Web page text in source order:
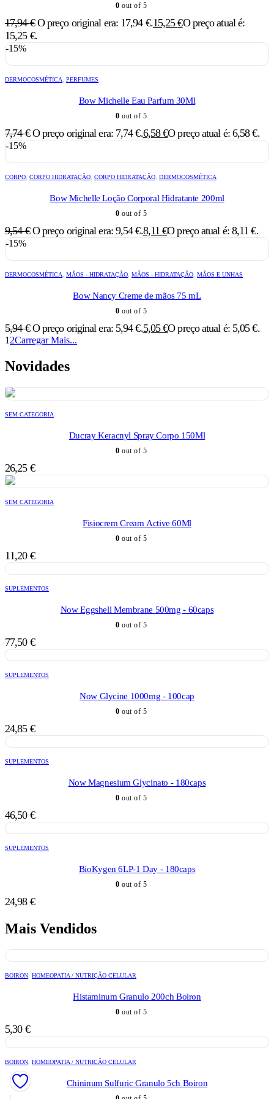
0 out of 5
17,94€ O preço original era: 17,94 €.15,25€O preço atual é:
15,25 €.
-15%
DERMOCOSMÉTICA PERFUMES
Bow Michelle Eau Parfum 30Ml
0 out of 5
7,74€ O preço original era: 7,74 €.6,58€O preço atual é: 6,58 €.
-15%
CORPO CORPO HIDRATAÇÃO CORPO HIDRATAÇÃO DERMOCOSMÉTICA
Bow Michelle Loção Corporal Hidratante 200ml
0 out of 5
9,54€ O preço original era: 9,54 €.8,11€O preço atual é: 8,11 €.
-15%
DERMOCOSMÉTICA MÃOS - HIDRATAÇÃO MÃOS - HIDRATAÇÃO MÃOS E UNHAS
Bow Nancy Creme de mãos 75 mL
0 out of 5
5,94€ O preço original era: 5,94 €.5,05€O preço atual é: 5,05 €.
1 2Carregar Mais...
Novidades
SEM CATEGORIA
Ducray Keracnyl Spray Corpo 150Ml
0 out of 5
26,25 €
SEM CATEGORIA
Fisiocrem Cream Active 60Ml
0 out of 5
11,20 €
SUPLEMENTOS
Now Eggshell Membrane 500mg - 60caps
0 out of 5
77,50 €
SUPLEMENTOS
Now Glycine 1000mg - 100cap
0 out of 5
24,85 €
SUPLEMENTOS
Now Magnesium Glycinato - 180caps
0 out of 5
46,50 €
SUPLEMENTOS
BioKygen 6LP-1 Day - 180caps
0 out of 5
24,98 €
Mais Vendidos
BOIRON HOMEOPATIA / NUTRIÇÃO CELULAR
Histaminum Granulo 200ch Boiron
0 out of 5
5,30 €
BOIRON HOMEOPATIA / NUTRIÇÃO CELULAR
Chininum Sulfuric Granulo 5ch Boiron